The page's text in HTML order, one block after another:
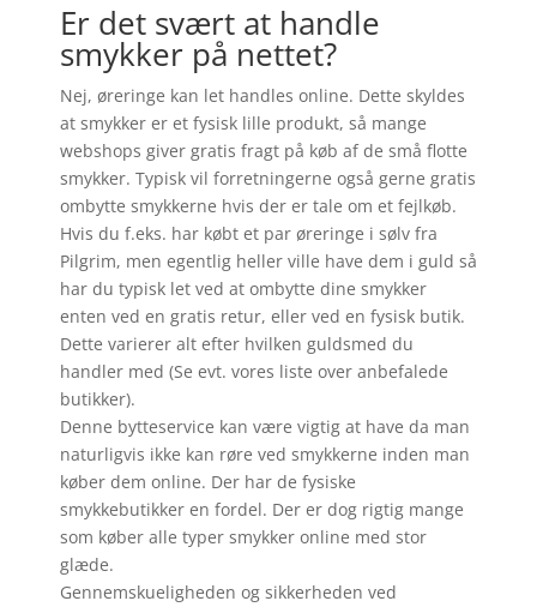
Er det svært at handle
smykker på nettet?
Nej, øreringe kan let handles online. Dette skyldes
at smykker er et fysisk lille produkt, så mange
webshops giver gratis fragt på køb af de små flotte
smykker. Typisk vil forretningerne også gerne gratis
ombytte smykkerne hvis der er tale om et fejlkøb.
Hvis du f.eks. har købt et par øreringe i sølv fra
Pilgrim, men egentlig heller ville have dem i guld så
har du typisk let ved at ombytte dine smykker
enten ved en gratis retur, eller ved en fysisk butik.
Dette varierer alt efter hvilken guldsmed du
handler med (Se evt. vores liste over anbefalede
butikker).
Denne bytteservice kan være vigtig at have da man
naturligvis ikke kan røre ved smykkerne inden man
køber dem online. Der har de fysiske
smykkebutikker en fordel. Der er dog rigtig mange
som køber alle typer smykker online med stor
glæde.
Gennemskueligheden og sikkerheden ved